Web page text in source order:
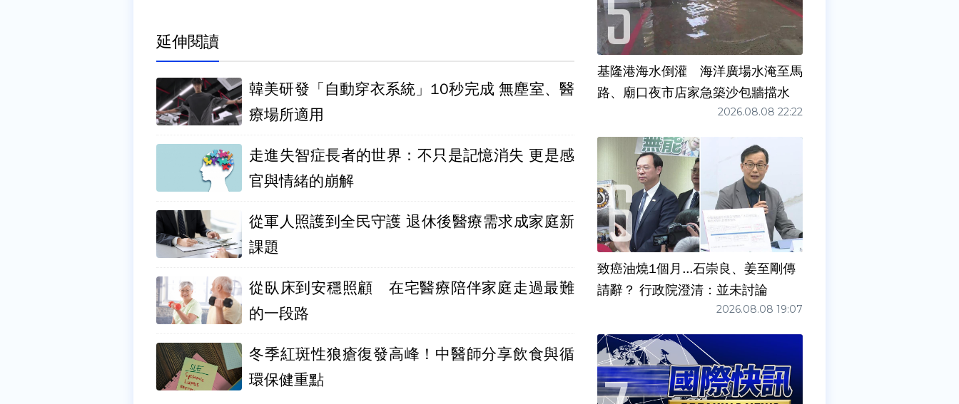
延伸閱讀
韓美研發「自動穿衣系統」10秒完成 無塵室、醫
療場所適用
走進失智症長者的世界：不只是記憶消失 更是感
官與情緒的崩解
從軍人照護到全民守護 退休後醫療需求成家庭新
課題
從臥床到安穩照顧 在宅醫療陪伴家庭走過最難
的一段路
冬季紅斑性狼瘡復發高峰！中醫師分享飲食與循
環保健重點
基隆港海水倒灌 海洋廣場水淹至馬
路、廟口夜市店家急築沙包牆擋水
2026.08.08 22:22
致癌油燒1個月...石崇良、姜至剛傳
請辭？ 行政院澄清：並未討論
2026.08.08 19:07